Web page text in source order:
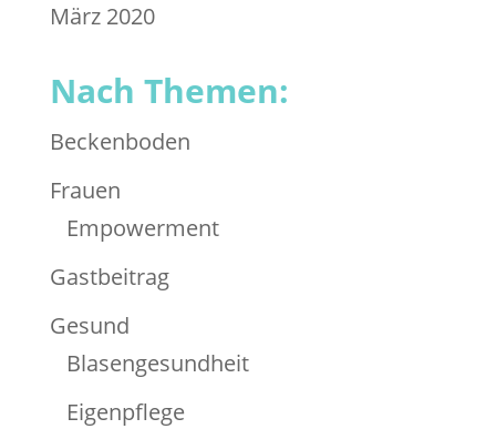
März 2020
Nach Themen:
Beckenboden
Frauen
Empowerment
Gastbeitrag
Gesund
Blasengesundheit
Eigenpflege